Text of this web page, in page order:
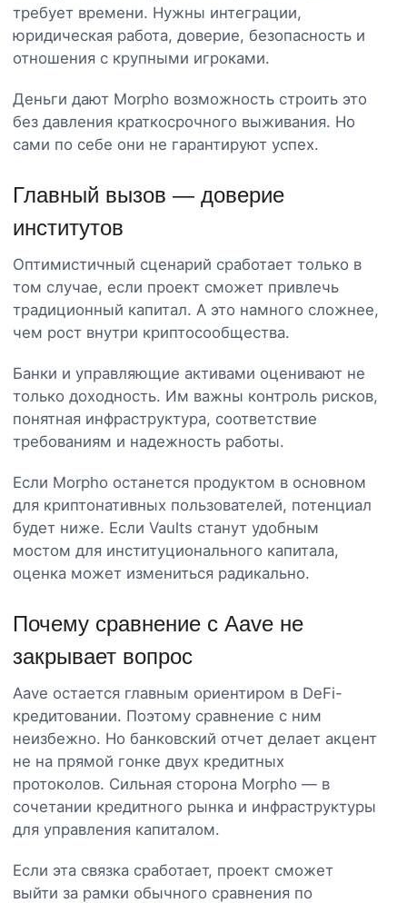
требует времени. Нужны интеграции,
юридическая работа, доверие, безопасность и
отношения с крупными игроками.
Деньги дают Morpho возможность строить это
без давления краткосрочного выживания. Но
сами по себе они не гарантируют успех.
Главный вызов — доверие
институтов
Оптимистичный сценарий сработает только в
том случае, если проект сможет привлечь
традиционный капитал. А это намного сложнее,
чем рост внутри криптосообщества.
Банки и управляющие активами оценивают не
только доходность. Им важны контроль рисков,
понятная инфраструктура, соответствие
требованиям и надежность работы.
Если Morpho останется продуктом в основном
для криптонативных пользователей, потенциал
будет ниже. Если Vaults станут удобным
мостом для институционального капитала,
оценка может измениться радикально.
Почему сравнение с Aave не
закрывает вопрос
Aave остается главным ориентиром в DeFi-
кредитовании. Поэтому сравнение с ним
неизбежно. Но банковский отчет делает акцент
не на прямой гонке двух кредитных
протоколов. Сильная сторона Morpho — в
сочетании кредитного рынка и инфраструктуры
для управления капиталом.
Если эта связка сработает, проект сможет
выйти за рамки обычного сравнения по